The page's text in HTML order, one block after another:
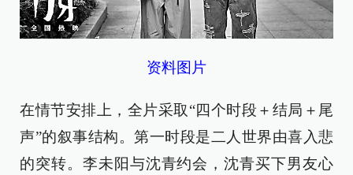
资料图片
在情节安排上，全片采取“四个时段＋结局＋尾
声”的叙事结构。第一时段是二人世界由喜入悲
的突转。李未阳与沈青约会，沈青买下男友心